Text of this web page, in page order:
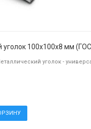
уголок 100х100х8 мм
уголок -